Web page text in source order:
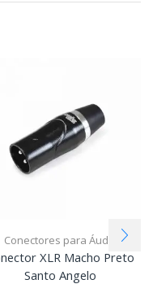
Conectores para Áudio
XLR Macho Preto
Santo Angelo